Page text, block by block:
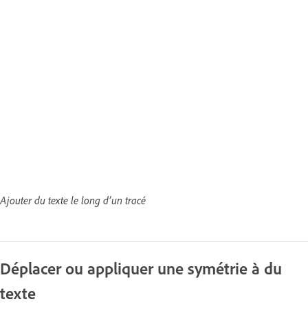
Ajouter du texte le long d’un tracé
Déplacer ou appliquer une symétrie à du
texte